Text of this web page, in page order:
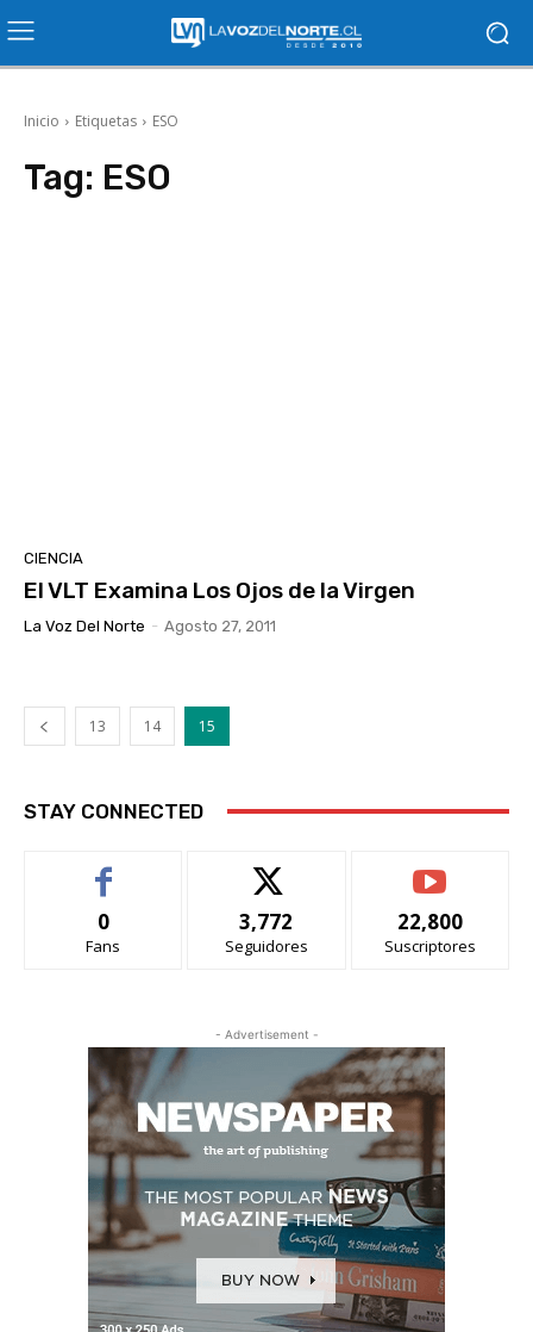
Inicio Etiquetas ESO
Tag: ESO
CIENCIA
El VLT Examina Los Ojos de la Virgen
La Voz Del Norte - Agosto 27, 2011
13 14 15
STAY CONNECTED
0
Fans
3,772
Seguidores
22,800
Suscriptores
- Advertisement -